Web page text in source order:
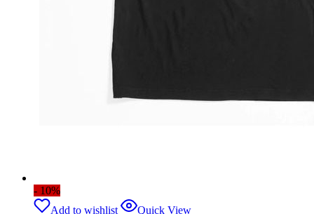
- 10%
Add to wishlist
Quick View